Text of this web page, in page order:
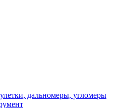
дальномеры, угломеры